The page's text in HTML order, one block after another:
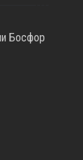
Босфор